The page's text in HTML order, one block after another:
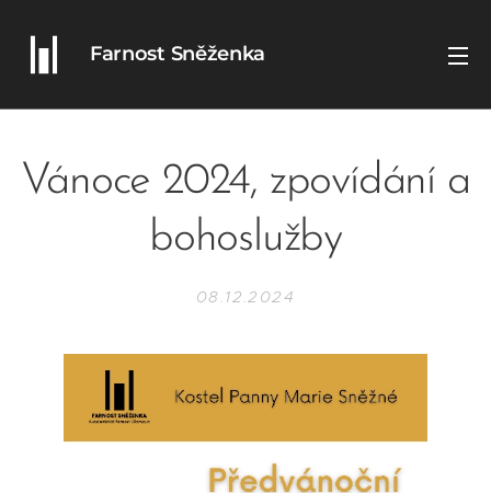
Farnost Sněženka
Vánoce 2024, zpovídání a
bohoslužby
08.12.2024